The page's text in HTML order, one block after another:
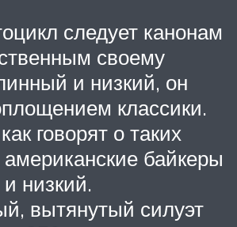
следует канонам
своему
и низкий, он
классики.
говорят о таких
байкеры
низкий.
вытянутый силуэт